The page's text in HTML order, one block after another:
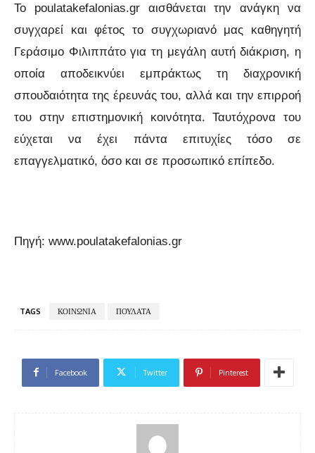
Το poulatakefalonias.gr αισθάνεται την ανάγκη να
συγχαρεί και φέτος το συγχωριανό μας καθηγητή
Γεράσιμο Φιλιππάτο για τη μεγάλη αυτή διάκριση, η
οποία αποδεικνύει εμπράκτως τη διαχρονική
σπουδαιότητα της έρευνάς του, αλλά και την επιρροή
του στην επιστημονική κοινότητα. Ταυτόχρονα του
εύχεται να έχει πάντα επιτυχίες τόσο σε
επαγγελματικό, όσο και σε προσωπικό επίπεδο.
Πηγή: www.poulatakefalonias.gr
TAGS ΚΟΙΝΩΝΙΑ ΠΟΥΛΑΤΑ
Facebook Twitter Pinterest